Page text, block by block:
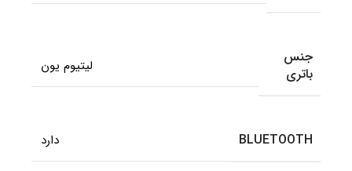
جنس
باتری
لیتیوم یون
BLUETOOTH دارد